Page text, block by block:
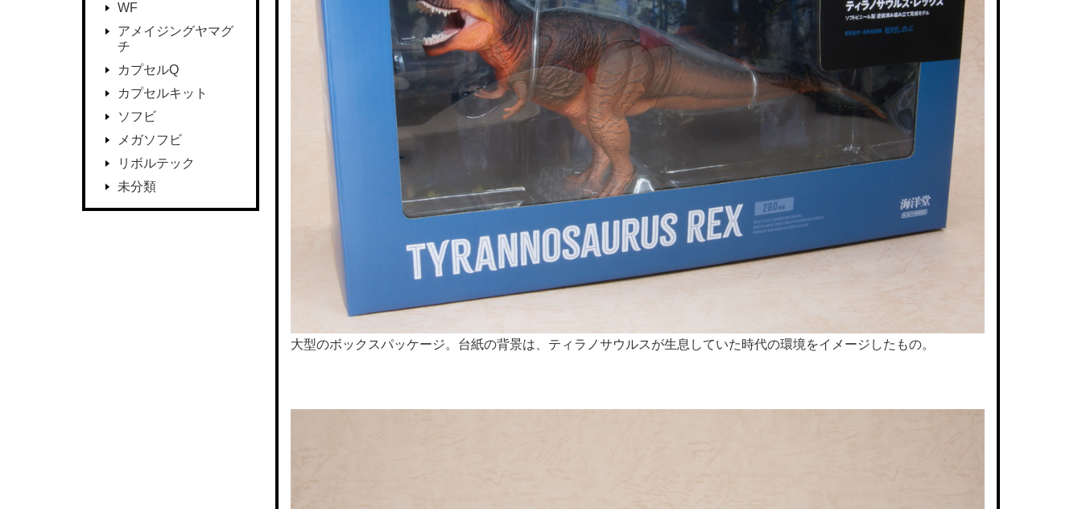
大型のボックスパッケージ。台紙の背景は、ティラノサウルスが生息していた時代の環境をイメージしたもの。
WF
アメイジングヤマグ
チ
カプセルQ
カプセルキット
ソフビ
メガソフビ
リボルテック
未分類